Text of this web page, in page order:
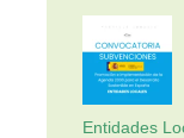
Entidades